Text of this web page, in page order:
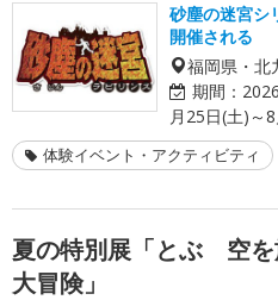
砂塵の迷宮シ
開催される
福岡県・北
期間：
月25日(土)～
体験イベント・アクティビティ
夏の特別展「とぶ 空を
大冒険」